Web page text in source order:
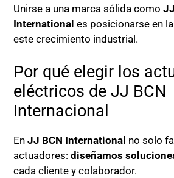
Unirse a una marca sólida como
International es posicionarse en
este crecimiento industrial.
Por qué elegir los
eléctricos de JJ BCN
Internacional
EnJJ BCN International no solo
actuadores:diseñamos
cada cliente y colaborador.